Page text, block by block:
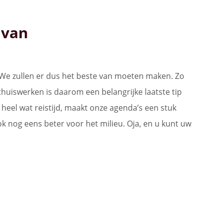
zullen er dus het beste van moeten maken. Zo
is daarom een belangrijke laatste tip
wat reistijd, maakt onze agenda’s een stuk
nog eens beter voor het milieu. Oja, en u kunt uw